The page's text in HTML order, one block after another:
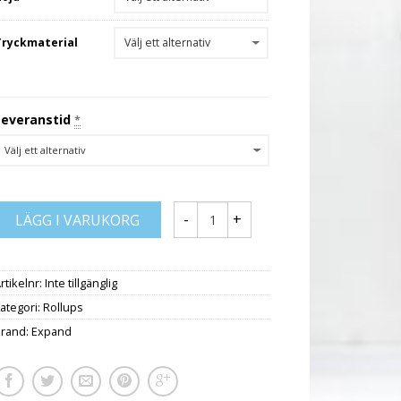
*
LÄGG I VARUKORG
Inte tillgänglig
Rollups
Expand